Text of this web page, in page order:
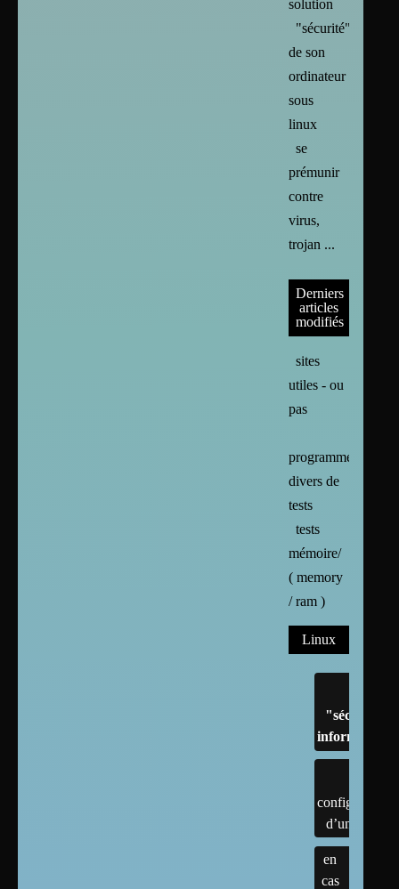
solution
"sécurité"
de son
ordinateur
sous
linux
se
prémunir
contre
virus,
trojan ...
Derniers
articles
modifiés
sites
utiles - ou
pas
programmes
divers de
tests
tests
mémoire/
( memory
/ ram )
Linux
"sécurité"
informatique
configuration
d’un linux
en
cas